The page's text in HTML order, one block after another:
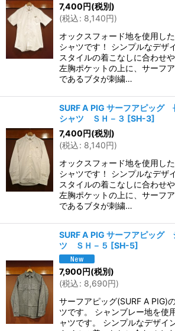
7,400円(税別)
(税込: 8,140円)
オックスフォード地を使用し
シャツです！ シンプルなデザ
スタイルの着こなしに合わせ
左胸ポケットの上に、サーフ
であるブタが刺繍…
SURF A PIG サーフアピッグ
シャツ ＳＨ－３ [SH-3]
7,400円(税別)
(税込: 8,140円)
オックスフォード地を使用し
シャツです！ シンプルなデザ
スタイルの着こなしに合わせ
左胸ポケットの上に、サーフ
であるブタが刺繍…
SURF A PIG サーフアピッグ
ツ ＳＨ－５ [SH-5]
7,900円(税別)
(税込: 8,690円)
サーフアピッグ(SURF A PIG)
ツです。 シャンブレー地を使
ャツです。 シンプルなデザイ